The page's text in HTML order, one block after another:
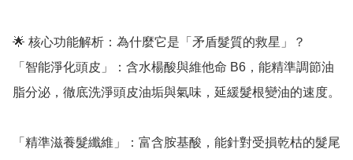
🌟 核心功能解析：為什麼它是「矛盾髮質的救星」？
「智能淨化頭皮」：含水楊酸與維他命 B6，能精準調節油
脂分泌，徹底洗淨頭皮油垢與氣味，延緩髮根變油的速度。
「精準滋養髮纖維」：富含胺基酸，能針對受損乾枯的髮尾